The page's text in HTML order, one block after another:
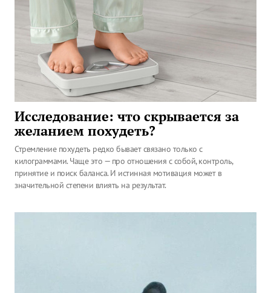
Исследование: что скрывается за
желанием похудеть?
Стремление похудеть редко бывает связано только с
килограммами. Чаще это — про отношения с собой, контроль,
принятие и поиск баланса. И истинная мотивация может в
значительной степени влиять на результат.